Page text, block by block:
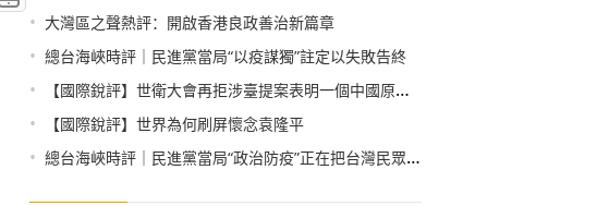
• 大灣區之聲熱評：開啟香港良政善治新篇章
• 總台海峽時評｜民進黨當局“以疫謀獨”註定以失敗告終
• 【國際銳評】世衛大會再拒涉臺提案表明一個中國原則不容挑戰
• 【國際銳評】世界為何刷屏懷念袁隆平
• 總台海峽時評｜民進黨當局“政治防疫”正在把台灣民眾推向危險境地